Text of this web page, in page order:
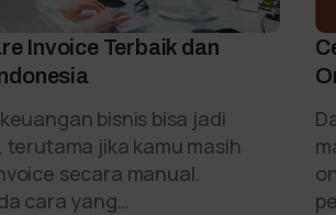
Invoice Terbaik dan
bisnis bisa jadi
jika kamu masih
secara manual.
cara yang…